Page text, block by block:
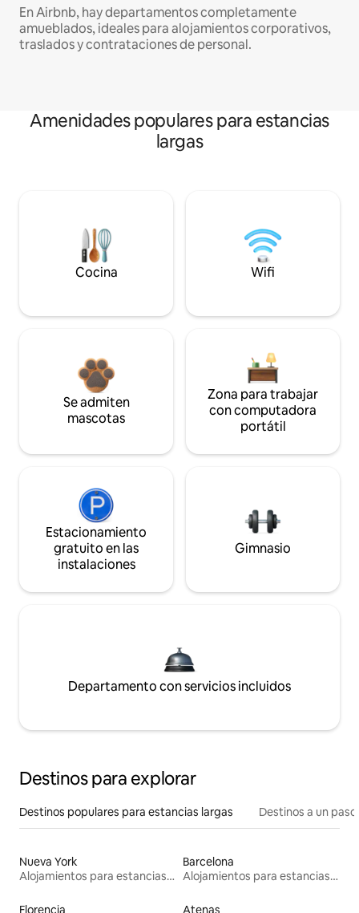
En Airbnb, hay departamentos completamente
amueblados, ideales para alojamientos corporativos,
traslados y contrataciones de personal.
Amenidades populares para estancias
largas
Cocina Wifi
Se admiten
mascotas
Zona para trabajar
con computadora
portátil
Estacionamiento
gratuito en las
instalaciones
Gimnasio
Departamento con servicios incluidos
Destinos para explorar
Destinos populares para estancias largas Destinos a un
Nueva York
Alojamientos para estancias largas
Barcelona
Alojamientos para estancias largas
Florencia
Atenas